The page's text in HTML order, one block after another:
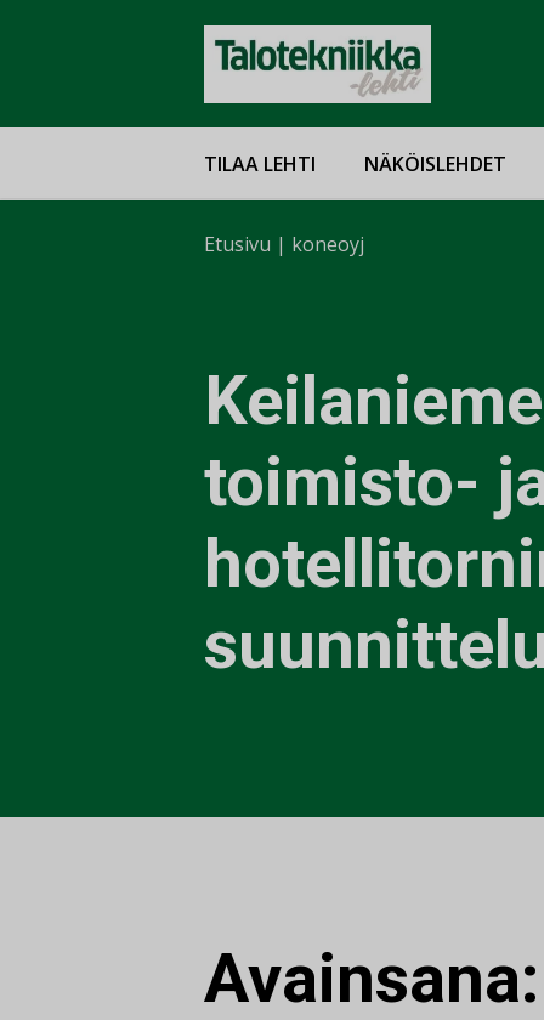
TILAA LEHTI NÄKÖISLEHDET
Etusivu | koneoyj
toimisto-